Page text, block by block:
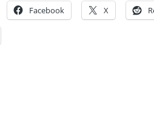
Facebook X